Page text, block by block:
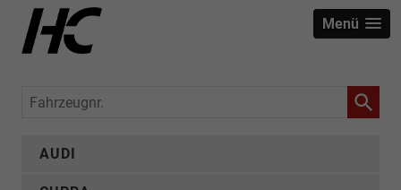
Menü
Fahrzeugnr.
AUDI